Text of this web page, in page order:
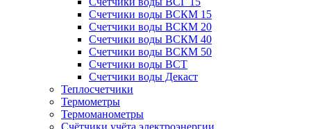
Счетчики воды ВСКМ 15
Счетчики воды ВСКМ 20
Счетчики воды ВСКМ 40
Счетчики воды ВСКМ 50
Счетчики воды ВСТ
Счетчики воды Декаст
Теплосчетчики
Термометры
Термоманометры
Счётчики учёта электроэнергии